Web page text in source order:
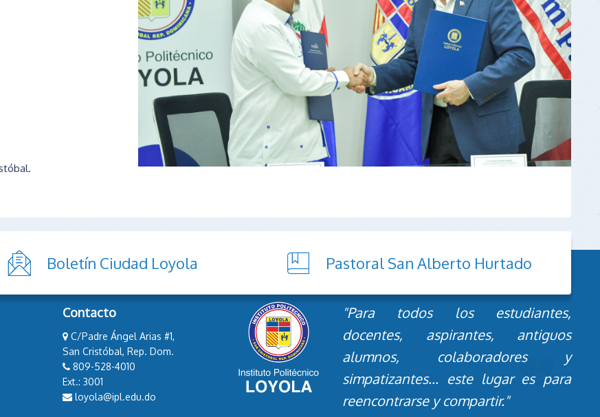
Boletín Ciudad Loyola Pastoral San Alberto Hurtado
Contacto
C/Padre Ángel Arias #1,
San Cristóbal, Rep. Dom.
809-528-4010
Ext.: 3001
loyola@ipl.edu.do
"Para todos los estudiantes,
docentes, aspirantes, antiguos
alumnos, colaboradores y
simpatizantes... este lugar es para
reencontrarse y compartir."